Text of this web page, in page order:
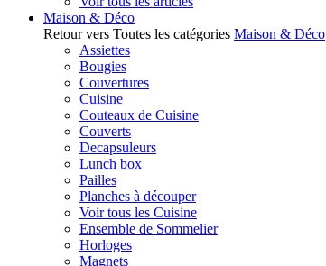
Maison & Déco
Retour vers Toutes les catégories Maison & Déco
Assiettes
Bougies
Couvertures
Cuisine
Couteaux de Cuisine
Couverts
Decapsuleurs
Lunch box
Pailles
Planches à découper
Voir tous les Cuisine
Ensemble de Sommelier
Horloges
Magnets